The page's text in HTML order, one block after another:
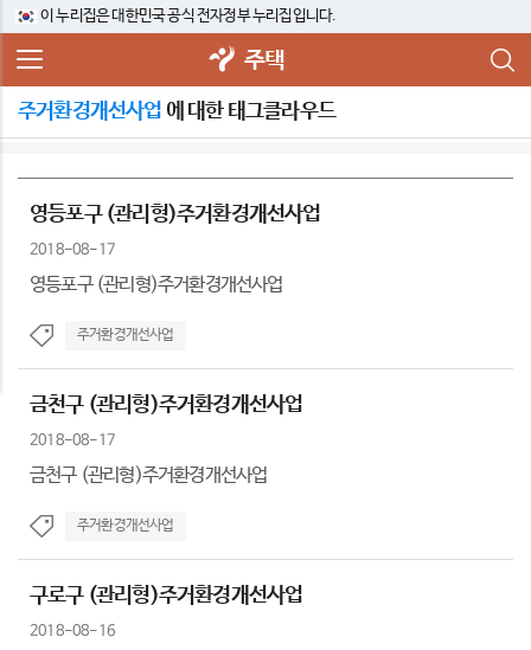
이 누리집은 대한민국 공식 전자정부 누리집입니다.
주택
주거환경개선사업 에 대한 태그클라우드
영등포구 (관리형)주거환경개선사업
2018-08-17
영등포구 (관리형)주거환경개선사업
주거환경개선사업
금천구 (관리형)주거환경개선사업
2018-08-17
금천구 (관리형)주거환경개선사업
주거환경개선사업
구로구 (관리형)주거환경개선사업
2018-08-16